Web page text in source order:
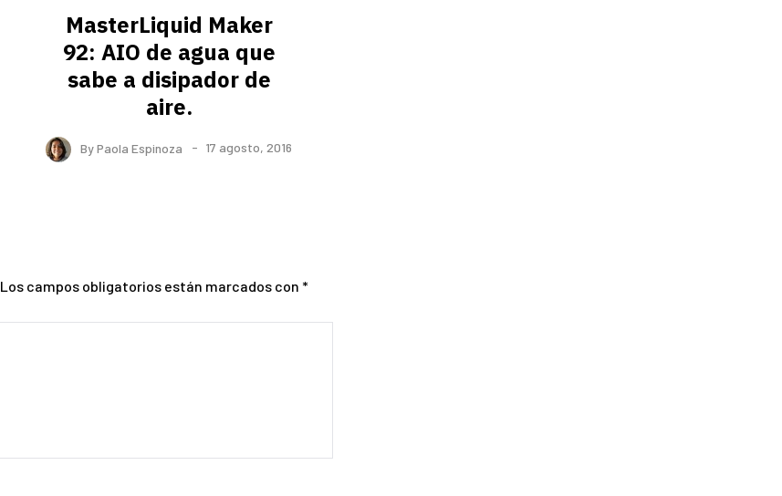
MasterLiquid Maker
92: AIO de agua que
sabe a disipador de
aire.
ByPaola Espinoza 17 agosto, 2016
Los campos obligatorios están marcados con *